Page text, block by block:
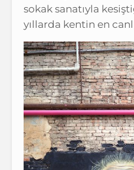
sokak sanatıyla
yıllarda kentin en